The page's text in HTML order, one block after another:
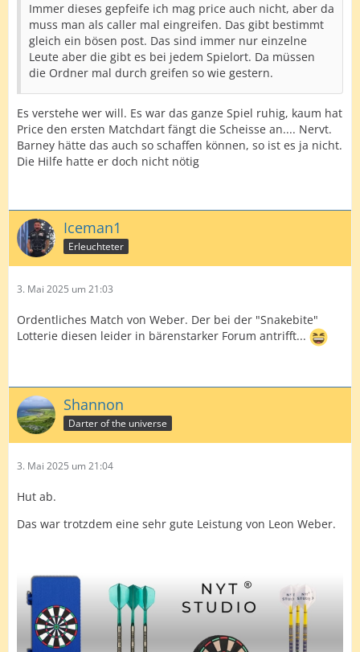
Immer dieses gepfeife ich mag price auch nicht, aber da
muss man als caller mal eingreifen. Das gibt bestimmt
gleich ein bösen post. Das sind immer nur einzelne
Leute aber die gibt es bei jedem Spielort. Da müssen
die Ordner mal durch greifen so wie gestern.
Es verstehe wer will. Es war das ganze Spiel ruhig, kaum hat
Price den ersten Matchdart fängt die Scheisse an.... Nervt.
Barney hätte das auch so schaffen können, so ist es ja nicht.
Die Hilfe hatte er doch nicht nötig
Iceman1
Erleuchteter
3. Mai 2025 um 21:03
Ordentliches Match von Weber. Der bei der "Snakebite"
Lotterie diesen leider in bärenstarker Forum antrifft...
Shannon
Darter of the universe
3. Mai 2025 um 21:04
Hut ab.
Das war trotzdem eine sehr gute Leistung von Leon Weber.